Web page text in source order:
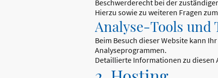
Beschwerderecht bei der
Hierzu sowie zu weiteren Fragen
Analyse-Tools und
Beim Besuch dieser Website kann
Analyseprogrammen.
Detaillierte Informationen zu diesen